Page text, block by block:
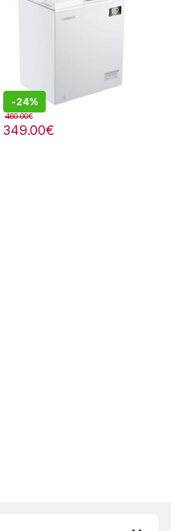
-24%
349.00€
460.00€